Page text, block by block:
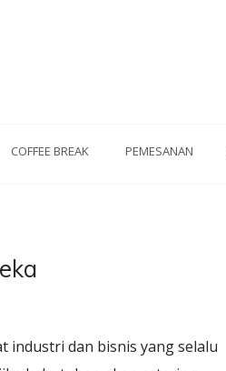
COFFEE BREAK PEMESANAN
industri dan bisnis yang selalu